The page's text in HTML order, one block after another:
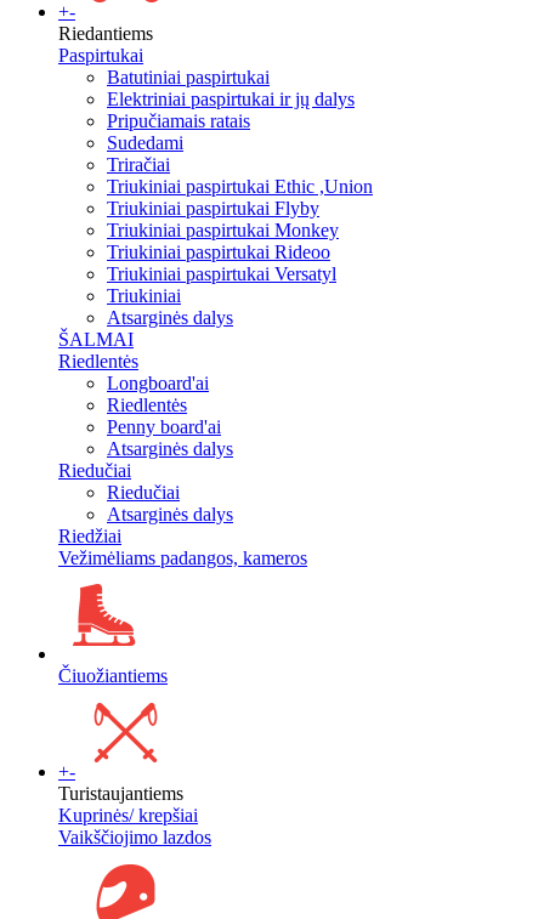
+-
Riedantiems
Paspirtukai
Batutiniai paspirtukai
Elektriniai paspirtukai ir jų dalys
Pripučiamais ratais
Sudedami
Triračiai
Triukiniai paspirtukai Ethic ,Union
Triukiniai paspirtukai Flyby
Triukiniai paspirtukai Monkey
Triukiniai paspirtukai Rideoo
Triukiniai paspirtukai Versatyl
Triukiniai
Atsarginės dalys
ŠALMAI
Riedlentės
Longboard'ai
Riedlentės
Penny board'ai
Atsarginės dalys
Riedučiai
Riedučiai
Atsarginės dalys
Riedžiai
Vežimėliams padangos, kameros
Čiuožiantiems
+-
Turistaujantiems
Kuprinės/ krepšiai
Vaikščiojimo lazdos